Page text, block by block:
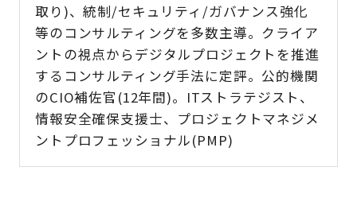
取り)、統制/セキュリティ/ガバナンス強化
等のコンサルティングを多数主導。クライア
ントの視点からデジタルプロジェクトを推進
するコンサルティング手法に定評。公的機関
のCIO補佐官(12年間)。ITストラテジスト、
情報安全確保支援士、プロジェクトマネジメ
ントプロフェッショナル(PMP)